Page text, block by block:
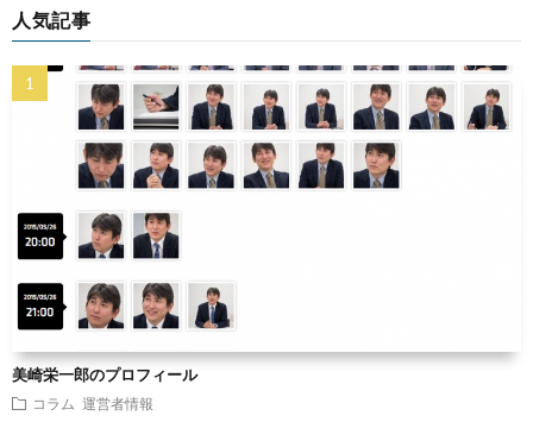
人気記事
美崎栄一郎のプロフィール
コラム 運営者情報